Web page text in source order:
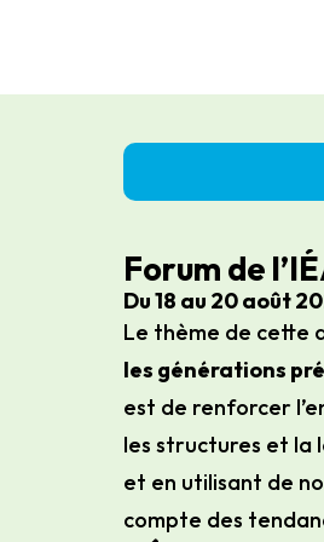
Forum de
Du 18 au 20 août
Le thème de cette
les générations
est de renforcer
les structures et la
et en utilisant de
compte des